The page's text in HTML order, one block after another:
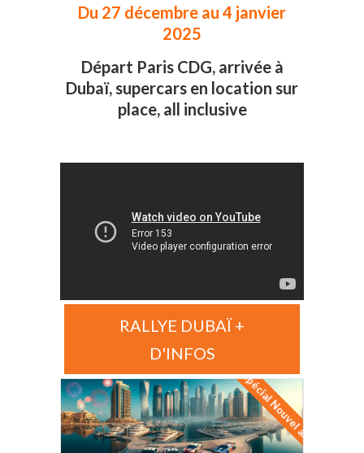
Du 27 décembre au 4 janvier
2025
Départ Paris CDG, arrivée à
Dubaï, supercars en location sur
place, all inclusive
RALLYE DUBAÏ +
D'INFOS
Spécial Nouvel an